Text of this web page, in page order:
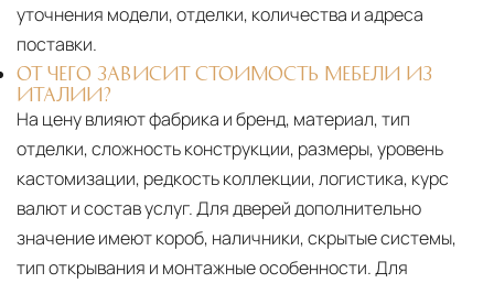
уточнения модели, отделки, количества и адреса
поставки.
ОТ ЧЕГО ЗАВИСИТ СТОИМОСТЬ МЕБЕЛИ ИЗ
ИТАЛИИ?
На цену влияют фабрика и бренд, материал, тип
отделки, сложность конструкции, размеры, уровень
кастомизации, редкость коллекции, логистика, курс
валют и состав услуг. Для дверей дополнительно
значение имеют короб, наличники, скрытые системы,
тип открывания и монтажные особенности. Для